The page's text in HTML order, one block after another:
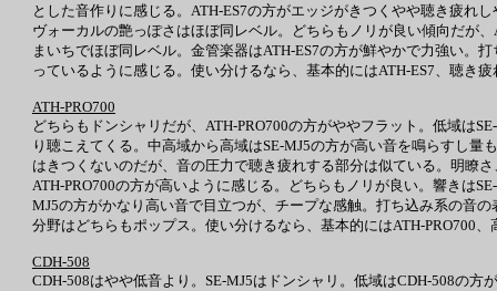
とした音作りに感じる。ATH-ES7の方がエッジがきつくやや聴き疲れ
ヴォーカルの艶っぽさはほぼ同レベル。どちらもノリが良い傾向だが
まいちでほぼ同レベル。金管楽器はATH-ES7の方が鮮やかで力強い。
っているように感じる。使い分けるなら、基本的にはATH-ES7、聴き
ATH-PRO700
どちらもドンシャリだが、ATH-PRO700の方がややフラット。低域は
り聴こえてくる。中高域から高域はSE-MJ5の方が高い音を鳴らすし
はきつくないのだが、音の圧力で聴き疲れする部分は似ている。明瞭
ATH-PRO700の方が高いように感じる。どちらもノリが良い。響きは
MJ5の方がかなり高い音で目立つが、チープな感触。打ち込み系の音
分野はどちらもポップス。使い分けるなら、基本的にはATH-PRO700
CDH-508
CDH-508はやや低音より。SE-MJ5はドンシャリ。低域はCDH-508の